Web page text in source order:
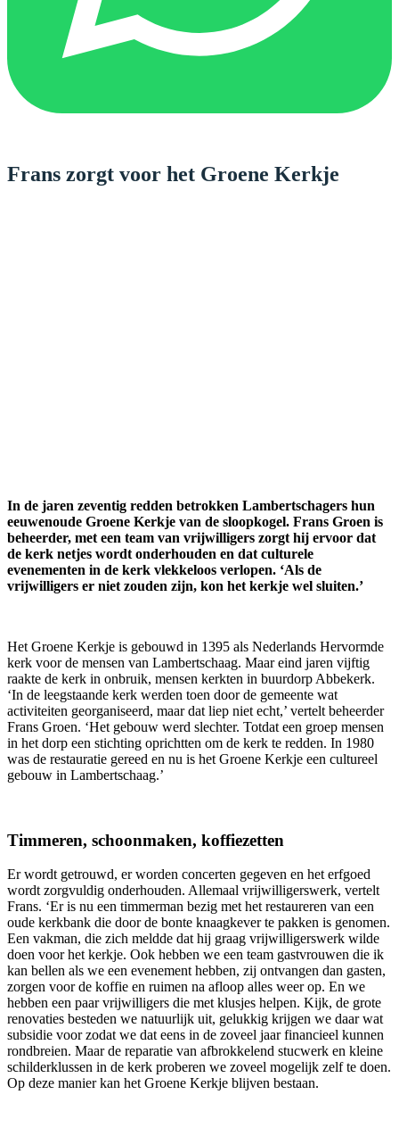
Frans zorgt voor het Groene Kerkje
In de jaren zeventig redden betrokken Lambertschagers hun
eeuwenoude Groene Kerkje van de sloopkogel. Frans Groen is
beheerder, met een team van vrijwilligers zorgt hij ervoor dat
de kerk netjes wordt onderhouden en dat culturele
evenementen in de kerk vlekkeloos verlopen. ‘Als de
vrijwilligers er niet zouden zijn, kon het kerkje wel sluiten.’
Het Groene Kerkje is gebouwd in 1395 als Nederlands Hervormde
kerk voor de mensen van Lambertschaag. Maar eind jaren vijftig
raakte de kerk in onbruik, mensen kerkten in buurdorp Abbekerk.
‘In de leegstaande kerk werden toen door de gemeente wat
activiteiten georganiseerd, maar dat liep niet echt,’ vertelt beheerder
Frans Groen. ‘Het gebouw werd slechter. Totdat een groep mensen
in het dorp een stichting oprichtten om de kerk te redden. In 1980
was de restauratie gereed en nu is het Groene Kerkje een cultureel
gebouw in Lambertschaag.’
Timmeren, schoonmaken, koffiezetten
Er wordt getrouwd, er worden concerten gegeven en het erfgoed
wordt zorgvuldig onderhouden. Allemaal vrijwilligerswerk, vertelt
Frans. ‘Er is nu een timmerman bezig met het restaureren van een
oude kerkbank die door de bonte knaagkever te pakken is genomen.
Een vakman, die zich meldde dat hij graag vrijwilligerswerk wilde
doen voor het kerkje. Ook hebben we een team gastvrouwen die ik
kan bellen als we een evenement hebben, zij ontvangen dan gasten,
zorgen voor de koffie en ruimen na afloop alles weer op. En we
hebben een paar vrijwilligers die met klusjes helpen. Kijk, de grote
renovaties besteden we natuurlijk uit, gelukkig krijgen we daar wat
subsidie voor zodat we dat eens in de zoveel jaar financieel kunnen
rondbreien. Maar de reparatie van afbrokkelend stucwerk en kleine
schilderklussen in de kerk proberen we zoveel mogelijk zelf te doen.
Op deze manier kan het Groene Kerkje blijven bestaan.